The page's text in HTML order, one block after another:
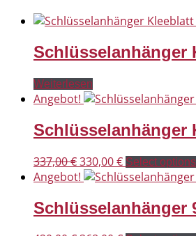
Schlüsselanhänger
Weiterlesen
Angebot!
Schlüsselanhänger
337,00€Ursprünglicher
Preis
337,00 €
330,00€Aktueller
Preis
330,00 €.
Select options
Angebot!
Schlüsselanhänger